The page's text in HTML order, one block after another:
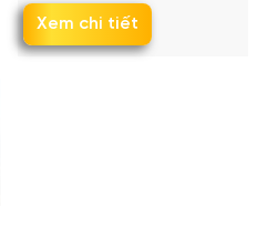
Xem chi tiết